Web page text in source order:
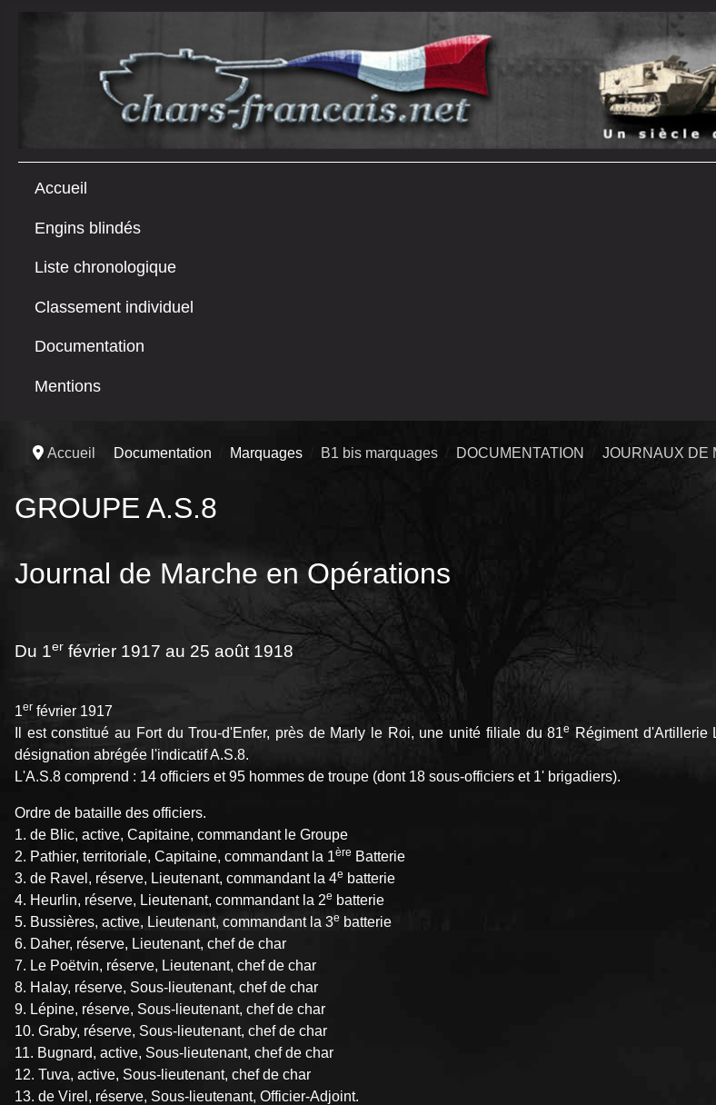
Accueil
Engins blindés
Liste chronologique
Classement individuel
Documentation
Mentions
Accueil Documentation Marquages B1 bis marquages DOCUMENTATION JOURNAUX DE
GROUPE A.S.8
Journal de Marche en Opérations
Du 1er février 1917 au 25 août 1918
1er février 1917
Il est constitué au Fort du Trou-d'Enfer, près de Marly le Roi, une unité filiale du 81e Régiment d'Artillerie
désignation abrégée l'indicatif A.S.8.
L'A.S.8 comprend : 14 officiers et 95 hommes de troupe (dont 18 sous-officiers et 1' brigadiers).
Ordre de bataille des officiers.
1. de Blic, active, Capitaine, commandant le Groupe
2. Pathier, territoriale, Capitaine, commandant la 1ère Batterie
3. de Ravel, réserve, Lieutenant, commandant la 4e batterie
4. Heurlin, réserve, Lieutenant, commandant la 2e batterie
5. Bussières, active, Lieutenant, commandant la 3e batterie
6. Daher, réserve, Lieutenant, chef de char
7. Le Poëtvin, réserve, Lieutenant, chef de char
8. Halay, réserve, Sous-lieutenant, chef de char
9. Lépine, réserve, Sous-lieutenant, chef de char
10. Graby, réserve, Sous-lieutenant, chef de char
11. Bugnard, active, Sous-lieutenant, chef de char
12. Tuva, active, Sous-lieutenant, chef de char
13. de Virel, réserve, Sous-lieutenant, Officier-Adjoint.